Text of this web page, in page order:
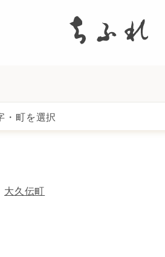
・町を選択
大久伝町